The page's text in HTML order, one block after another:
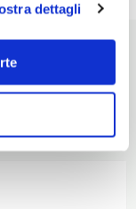
dettagli